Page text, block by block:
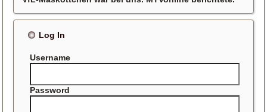
Log In
Username
Password